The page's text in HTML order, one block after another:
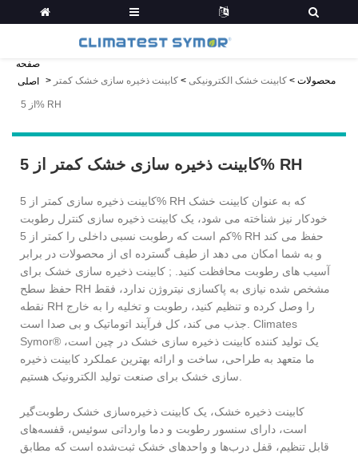
صفحه
اصلی
> محصولات > کابینت خشک الکترونیکی > کابینت ذخیره سازی خشک کمتر
از 5% RH
کابینت ذخیره سازی خشک کمتر از 5% RH
کابینت ذخیره سازی کمتر از 5% RH که به عنوان کابینت خشک
خودکار نیز شناخته می شود، یک کابینت ذخیره سازی کنترل رطوبت
کم است که رطوبت نسبی داخلی را کمتر از 5% RH حفظ می کند
و به شما امکان می دهد از طیف گسترده ای از محصولات در برابر
آسیب های رطوبت محافظت کنید. ; کابینت ذخیره سازی خشک برای
حفظ سطح RH مشخص شده نیازی به پاکسازی نیتروژن ندارد، فقط
نقطه RH را وصل کرده و تنظیم کنید، رطوبت و تخلیه را به خارج
جذب می کند، کل فرآیند اتوماتیک و بی صدا است. Climates
Symor® یک تولید کننده کابینت ذخیره سازی خشک در چین است،
ما متعهد به طراحی، ساخت و ارائه بهترین عملکرد کابینت ذخیره
کابینت ذخیره خشک، یک کابینت ذخیره‌سازی خشک رطوبت‌گیر
است، دارای سنسور رطوبت و دما وارداتی سوئیس، قفسه‌های
قابل تنظیم، قفل درب‌ها و واحدهای خشک ثبت‌شده است که مطابق